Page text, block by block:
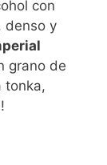
con
denso y
grano de
tonka,